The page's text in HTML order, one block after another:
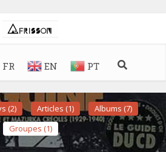
FR EN PT
(2) Articles (1)
Albums (7)
Groupes (1)